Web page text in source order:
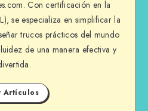
Con certificación en la
se especializa en simplificar la
trucos prácticos del mundo
de una manera efectiva y
Artículos